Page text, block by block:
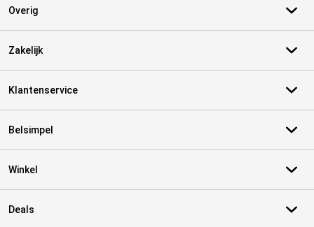
Overig
Zakelijk
Klantenservice
Belsimpel
Winkel
Deals